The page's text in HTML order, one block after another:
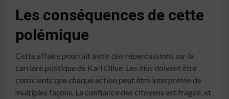
Les conséquences de cette
polémique
Cette affaire pourrait avoir des répercussions sur la
carrière politique de Karl Olive. Les élus doivent être
conscients que chaque action peut être interprétée de
multiples façons. La confiance des citoyens est fragile, et